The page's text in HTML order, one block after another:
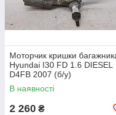
Моторчик кришки
Hyundai I30 FD 1.6 DIESEL
D4FB 2007 (б/у)
В наявності
2 260 ₴